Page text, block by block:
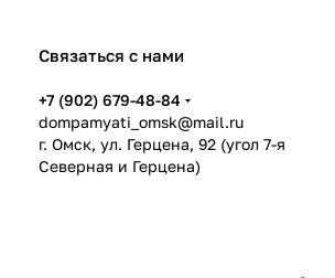
Связаться с нами
+7 (902) 679-48-84
dompamyati_omsk@mail.ru
г. Омск, ул. Герцена, 92 (угол 7-я
Северная и Герцена)